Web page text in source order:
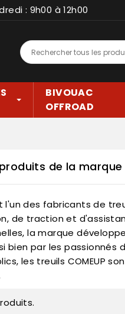
: 9h00 à 12h00
BIVOUAC
OFFROAD
de la marque
l'un des fabricants de
de traction et
la marque
bien par les
les treuils COMEUP